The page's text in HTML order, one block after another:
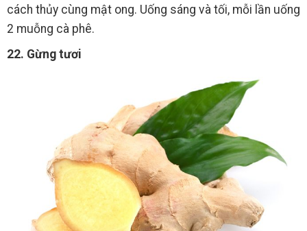
cách thủy cùng mật ong. Uống sáng và tối, mỗi lần uống
2 muỗng cà phê.
22. Gừng tươi